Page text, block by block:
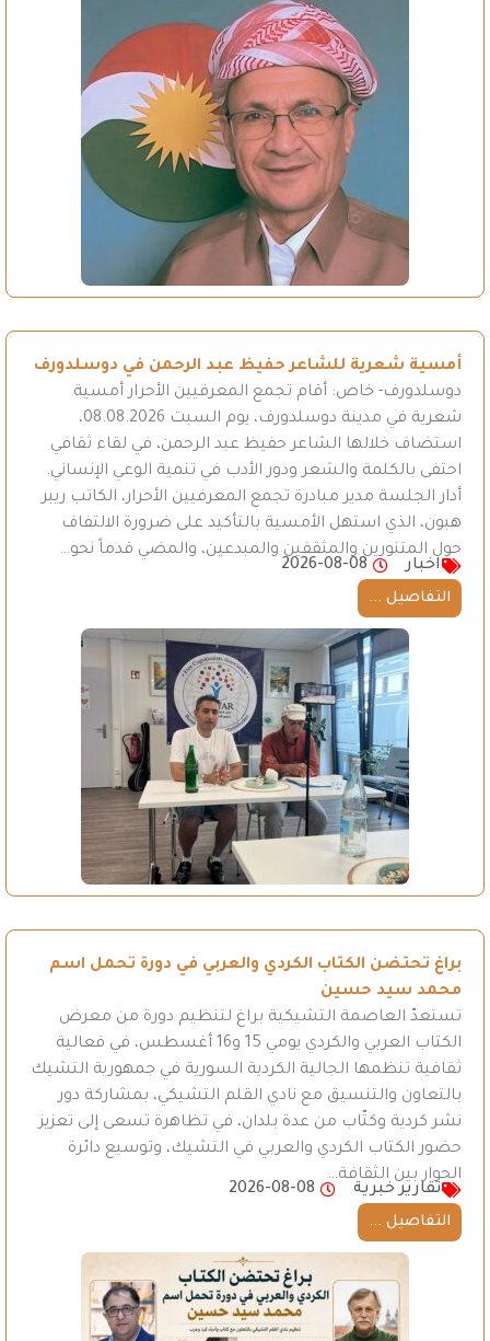
أمسية شعرية للشاعر حفيظ عبد الرحمن في دوسلدورف
دوسلدورف- خاص: أقام تجمع المعرفيين الأحرار أمسية
شعرية في مدينة دوسلدورف، يوم السبت 08.08.2026،
استضاف خلالها الشاعر حفيظ عبد الرحمن، في لقاء ثقافي
احتفى بالكلمة والشعر ودور الأدب في تنمية الوعي الإنساني.
أدار الجلسة مدير مبادرة تجمع المعرفيين الأحرار، الكاتب ريبر
هبون، الذي استهل الأمسية بالتأكيد على ضرورة الالتفاف
حول المتنورين والمثقفين والمبدعين، والمضي قدماً نحو…
اخبار
2026-08-08
التفاصيل ...
براغ تحتضن الكتاب الكردي والعربي في دورة تحمل اسم
محمد سيد حسين
تستعدّ العاصمة التشيكية براغ لتنظيم دورة من معرض
الكتاب العربي والكردي يومي 15 و16 أغسطس، في فعالية
ثقافية تنظمها الجالية الكردية السورية في جمهورية التشيك
بالتعاون والتنسيق مع نادي القلم التشيكي، بمشاركة دور
نشر كردية وكتّاب من عدة بلدان، في تظاهرة تسعى إلى تعزيز
حضور الكتاب الكردي والعربي في التشيك، وتوسيع دائرة
الحوار بين الثقافة…
تقارير خبرية
2026-08-08
التفاصيل ...